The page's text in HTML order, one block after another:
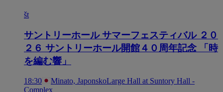
št
サントリーホール サマーフェスティバル ２０
２６ サントリーホール開館４０周年記念 「時
を編む響」
18:30 Minato, JaponskoLarge Hall at Suntory Hall -
Complex